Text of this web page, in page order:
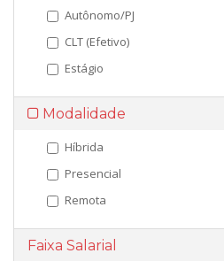
Autônomo/PJ
CLT (Efetivo)
Estágio
Modalidade
Híbrida
Presencial
Remota
Faixa Salarial